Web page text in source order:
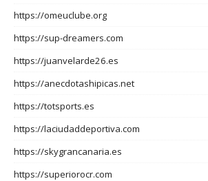
https://omeuclube.org
https://sup-dreamers.com
https://juanvelarde26.es
https://anecdotashipicas.net
https://totsports.es
https://laciudaddeportiva.com
https://skygrancanaria.es
https://superiorocr.com